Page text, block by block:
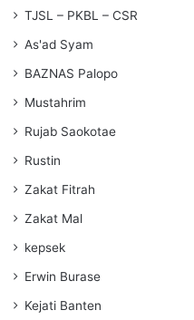
TJSL – PKBL – CSR
As'ad Syam
BAZNAS Palopo
Mustahrim
Rujab Saokotae
Rustin
Zakat Fitrah
Zakat Mal
kepsek
Erwin Burase
Kejati Banten